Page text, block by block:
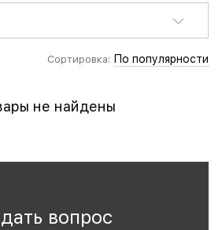
Сортировка: По популярности
не найдены
вопрос